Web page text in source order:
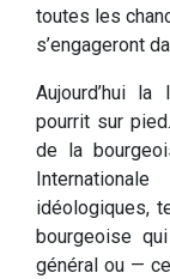
toutes les
s’engageront
Aujourd’hui
pourrit sur
de la
idéologiques,
bourgeoise
général ou —